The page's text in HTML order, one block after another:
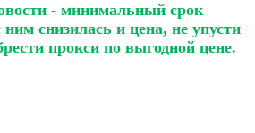
- минимальный срок
снизилась и цена, не упусти
прокси по выгодной цене.